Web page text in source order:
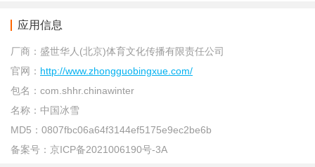
应用信息
厂商： 盛世华人(北京)体育文化传播有限责任公司
官网： http://www.zhongguobingxue.com/
包名： com.shhr.chinawinter
名称： 中国冰雪
MD5： 0807fbc06a64f3144ef5175e9ec2be6b
备案号： 京ICP备2021006190号-3A